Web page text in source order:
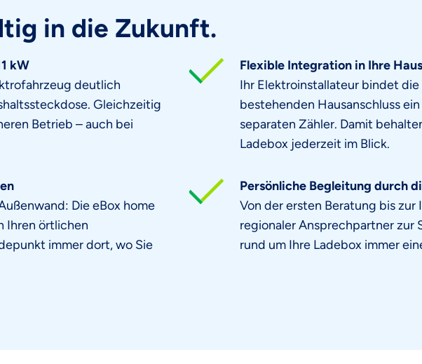
in die Zukunft.
kW
deutlich
Gleichzeitig
Betrieb – auch bei
Die eBox home
Ihren örtlichen
immer dort, wo Sie
Flexible Integration in Ihre
Ihr Elektroinstallateur bindet
bestehenden Hausanschluss
separaten Zähler. Damit
Ladebox jederzeit im Blick.
Persönliche Begleitung durch
Von der ersten Beratung bis
regionaler Ansprechpartner zur
rund um Ihre Ladebox immer